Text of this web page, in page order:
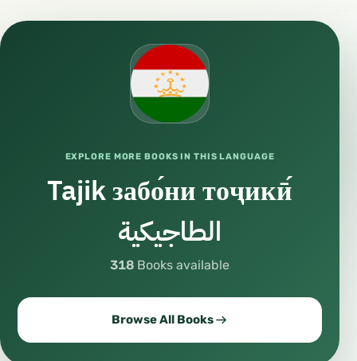
EXPLORE MORE BOOKS IN THIS LANGUAGE
Tajik забо́ни тоҷикӣ́
الطاجيكية
318 Books available
Browse All Books